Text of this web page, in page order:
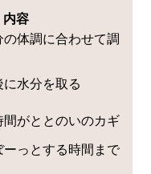
内容
体調に合わせて調
水分を取る
がととのいのカギ
っとする時間まで